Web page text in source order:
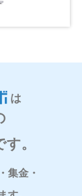
は
。
集金・